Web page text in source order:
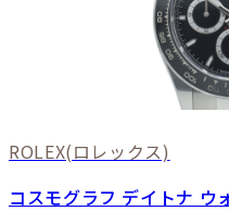
ROLEX(ロレックス)
コスモグラフ デイトナ ウ